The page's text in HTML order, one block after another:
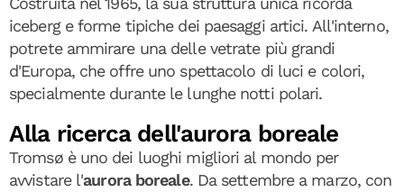
iceberg e forme tipiche dei paesaggi artici. All'interno,
potrete ammirare una delle vetrate più grandi
d'Europa, che offre uno spettacolo di luci e colori,
specialmente durante le lunghe notti polari.
Alla ricerca dell'aurora boreale
Tromsø è uno dei luoghi migliori al mondo per
avvistare l'aurora boreale. Da settembre a marzo, con